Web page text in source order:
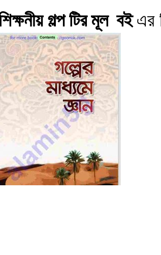
গল্প টির মূল বই এর